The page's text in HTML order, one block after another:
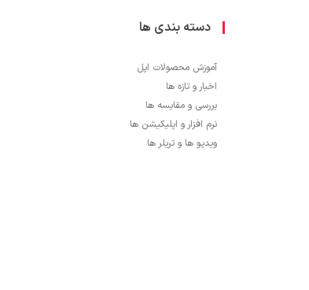
دسته بندی ها
آموزش محصولات اپل
اخبار و تازه ها
بررسی و مقایسه ها
نرم افزار و اپلیکیشن ها
ویدیو ها و تریلر ها